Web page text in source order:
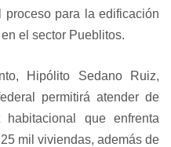
para la edificación
el sector Pueblitos.
Hipólito Sedano Ruiz,
permitirá atender de
que enfrenta
mil viviendas, además de